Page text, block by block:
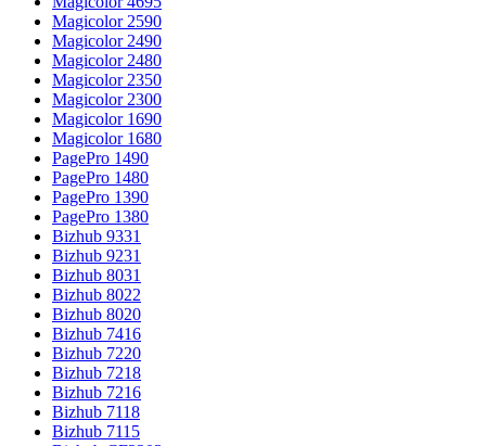
Magicolor 2590
Magicolor 2490
Magicolor 2480
Magicolor 2350
Magicolor 2300
Magicolor 1690
Magicolor 1680
PagePro 1490
PagePro 1480
PagePro 1390
PagePro 1380
Bizhub 9331
Bizhub 9231
Bizhub 8031
Bizhub 8022
Bizhub 8020
Bizhub 7416
Bizhub 7220
Bizhub 7218
Bizhub 7216
Bizhub 7118
Bizhub 7115